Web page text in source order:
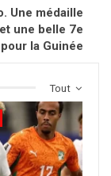
Une médaille
et une belle 7e
la Guinée
Tout